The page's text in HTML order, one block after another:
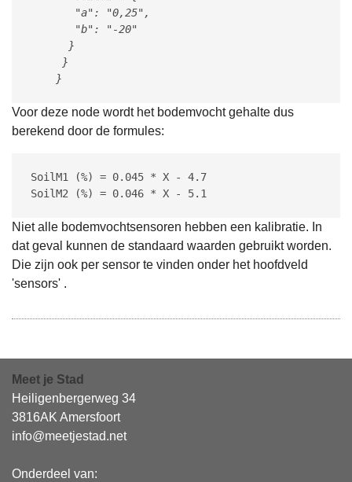
       "a": "0,25",
       "b": "-20"
      }
     }
    }
Voor deze node wordt het bodemvocht gehalte dus
berekend door de formules:
SoilM1 (%) = 0.045 * X - 4.7
SoilM2 (%) = 0.046 * X - 5.1
Niet alle bodemvochtsensoren hebben een kalibratie. In
dat geval kunnen de standaard waarden gebruikt worden.
Die zijn ook per sensor te vinden onder het hoofdveld
'sensors' .
Meet je Stad
Heiligenbergerweg 34
3816AK Amersfoort
info@meetjestad.net
Onderdeel van: